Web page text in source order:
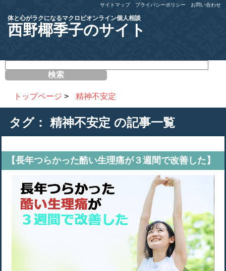
サイトマップ プライバシーポリシー お問い合わせ
体と心がラクになるマクロビオンライン個人相談
西野椰季子のサイト
イ
ト
索
トップページ > 精神不安定
タグ： 精神不安定 の記事一覧
【長年つらかった酷い生理痛が３週間で改善した】